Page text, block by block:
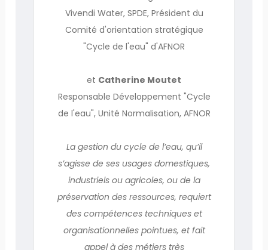
Vivendi Water, SPDE, Président du
Comité d'orientation stratégique
"Cycle de l'eau" d'AFNOR
et Catherine Moutet
Responsable Développement "Cycle
de l'eau", Unité Normalisation, AFNOR
La gestion du cycle de l’eau, qu’il
s’agisse de ses usages domestiques,
industriels ou agricoles, ou de la
préservation des ressources, requiert
des compétences techniques et
organisationnelles pointues, et fait
appel à des métiers très